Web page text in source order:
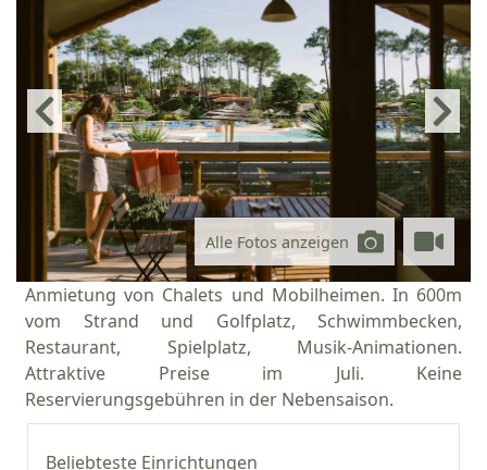
Beliebteste Einrichtungen
Alle Fotos anzeigen
Anmietung von Chalets und Mobilheimen. In 600m
vom Strand und Golfplatz, Schwimmbecken,
Restaurant, Spielplatz, Musik-Animationen.
Attraktive Preise im Juli. Keine
Reservierungsgebühren in der Nebensaison.